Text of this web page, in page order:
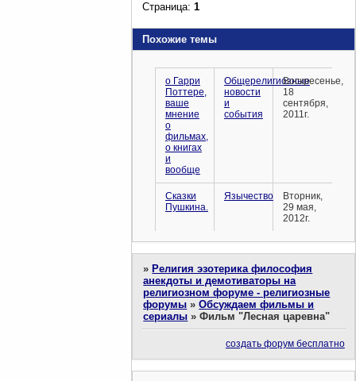
Страница:1
Похожие темы
о Гарри
Поттере,
ваше
мнение
о
фильмах,
о книгах
и
вообще
Общерелигиозные
новости
и
события
Воскресенье,
18
сентября,
2011г.
Сказки
Пушкина.
Язычество
Вторник,
29 мая,
2012г.
»Религия эзотерика философия
анекдоты и демотиваторы на
религиозном форуме - религиозные
форумы »Обсуждаем фильмы и
сериалы »Фильм "Лесная царевна"
создать форум бесплатно